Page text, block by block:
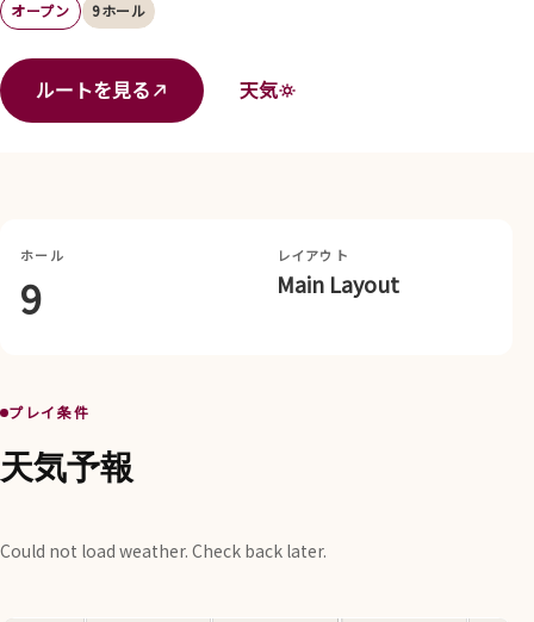
オープン 9ホール
ルートを見る 天気
ホール
9
レイアウト
Main Layout
プレイ条件
天気予報
Could not load weather. Check back later.